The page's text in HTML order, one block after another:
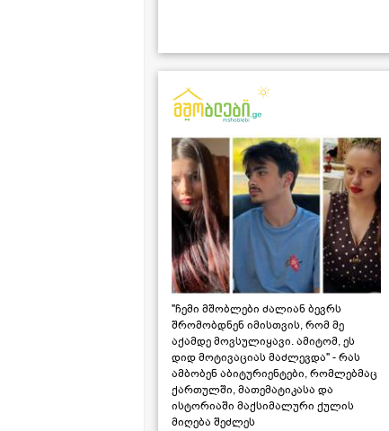
"ჩემი მშობლები ძალიან ბევრს
შრომობდნენ იმისთვის, რომ მე
აქამდე მოვსულიყავი. ამიტომ, ეს
დიდ მოტივაციას მაძლევდა" - რას
ამბობენ აბიტურიენტები, რომლებმაც
ქართულში, მათემატიკასა და
ისტორიაში მაქსიმალური ქულის
მიღება შეძლეს